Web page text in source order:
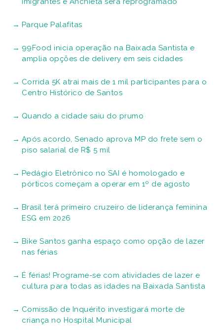
Parque Palafitas
99Food inicia operação na Baixada Santista e
amplia opções de delivery em seis cidades
Corrida 5K atrai mais de 1 mil participantes para o
Centro Histórico de Santos
Quando a cidade saiu do prumo
Após acordo, Senado aprova MP do frete sem o
piso salarial de R$ 5 mil
Pedágio Eletrônico no SAI é homologado e
pórticos começam a operar em 1º de agosto
Brasil terá primeiro cruzeiro de liderança feminina
ESG em 2026
Bike Santos ganha espaço como opção de lazer
nas férias
É férias! Programe-se com atividades de lazer e
cultura para todas as idades na Baixada Santista
Comissão de Inquérito investigará morte de
criança no Hospital Municipal